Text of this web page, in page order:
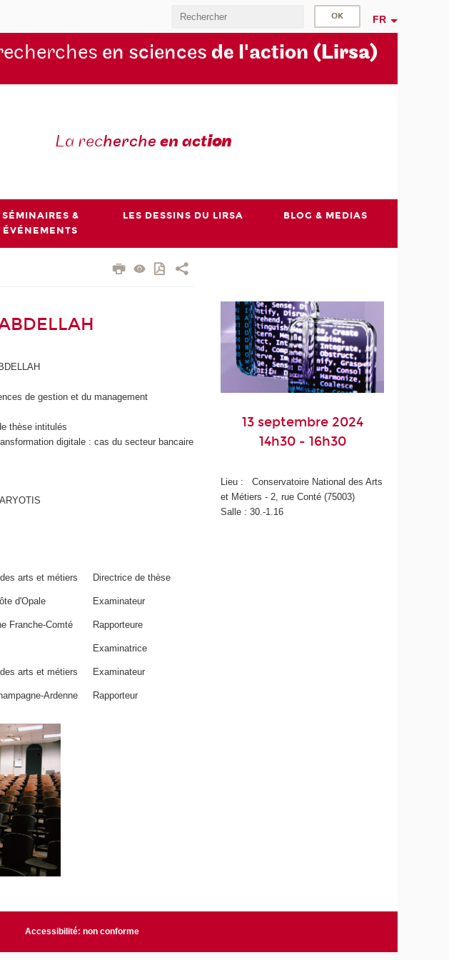
FR
en sciences de l'action (Lirsa)
La recherche en action
SÉMINAIRES &
ÉVÉNEMENTS
LES DESSINS DU LIRSA BLOG & MEDIAS
de gestion et du management
thèse intitulés
digitale : cas du secteur bancaire
arts et métiers Directrice de thèse
d'Opale Examinateur
Franche-Comté Rapporteure
Examinatrice
arts et métiers Examinateur
Ardenne Rapporteur
13 septembre 2024
14h30 - 16h30
Lieu : Conservatoire National des Arts
et Métiers - 2, rue Conté (75003)
Salle : 30.-1.16
Accessibilité: non conforme